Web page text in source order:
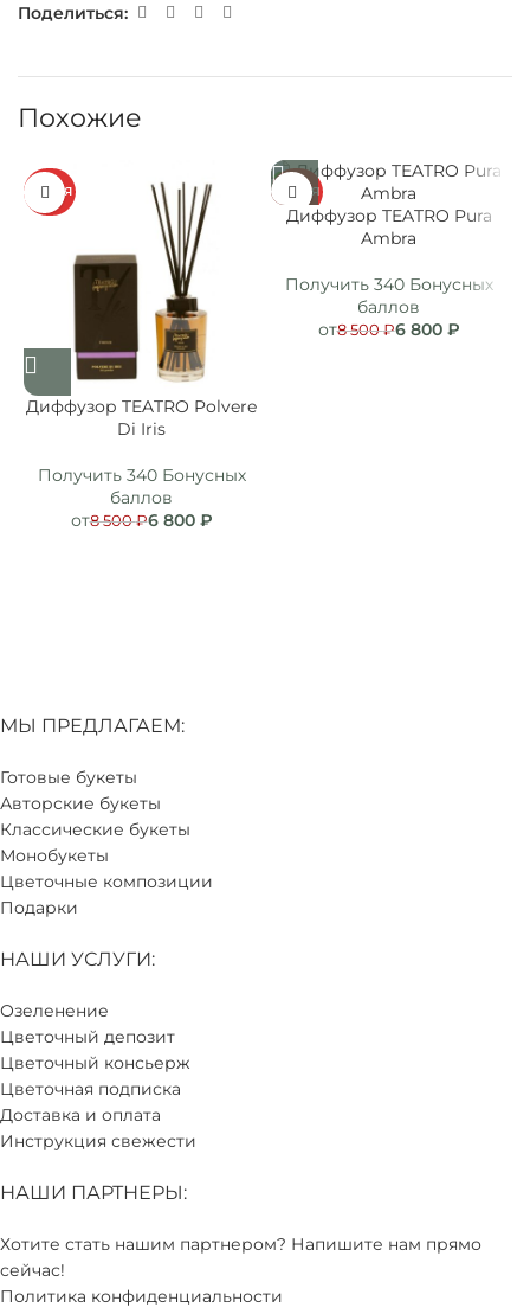
Поделиться:
Похожие
АКЦИЯ
Диффузор TEATRO Polvere
Di Iris
Получить 340 Бонусных
баллов
от8 500₽6 800 ₽
АКЦИЯ
Диффузор TEATRO Pura
Ambra
Получить 340 Бонусных
баллов
от8 500₽6 800 ₽
МЫ ПРЕДЛАГАЕМ:
Готовые букеты
Авторские букеты
Классические букеты
Монобукеты
Цветочные композиции
Подарки
НАШИ УСЛУГИ:
Озеленение
Цветочный депозит
Цветочный консьерж
Цветочная подписка
Доставка и оплата
Инструкция свежести
НАШИ ПАРТНЕРЫ:
Хотите стать нашим партнером? Напишите нам прямо
сейчас!
Политика конфиденциальности